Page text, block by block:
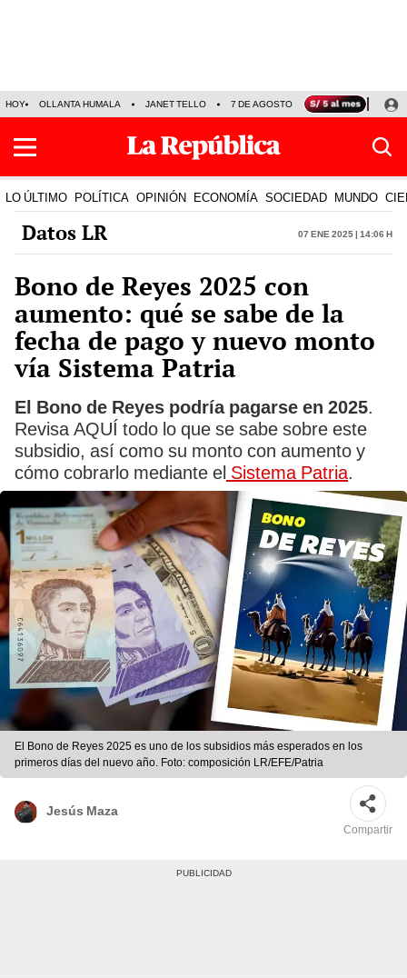
HOY OLLANTA HUMALA JANET TELLO 7 DE AGOSTO TINKA RESULTADOS
LO ÚLTIMO POLÍTICA OPINIÓN ECONOMÍA SOCIEDAD MUNDO
Datos LR 07 Ene 2025 | 14:06 h
Bono de Reyes 2025 con
aumento: qué se sabe de la
fecha de pago y nuevo monto
vía Sistema Patria
El Bono de Reyes podría pagarse en 2025.
Revisa AQUÍ todo lo que se sabe sobre este
subsidio, así como su monto con aumento y
cómo cobrarlo mediante el Sistema Patria.
El Bono de Reyes 2025 es uno de los subsidios más esperados en los
primeros días del nuevo año. Foto: composición LR/EFE/Patria
Jesús Maza
Compartir